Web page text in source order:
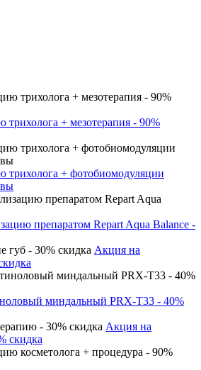
трихолога + мезотерапия - 90%
трихолога + фотобиомодуляции
препаратом Repart Aqua Balance -
Акция на
миндальный PRX-T33 - 40%
Акция на
скидка